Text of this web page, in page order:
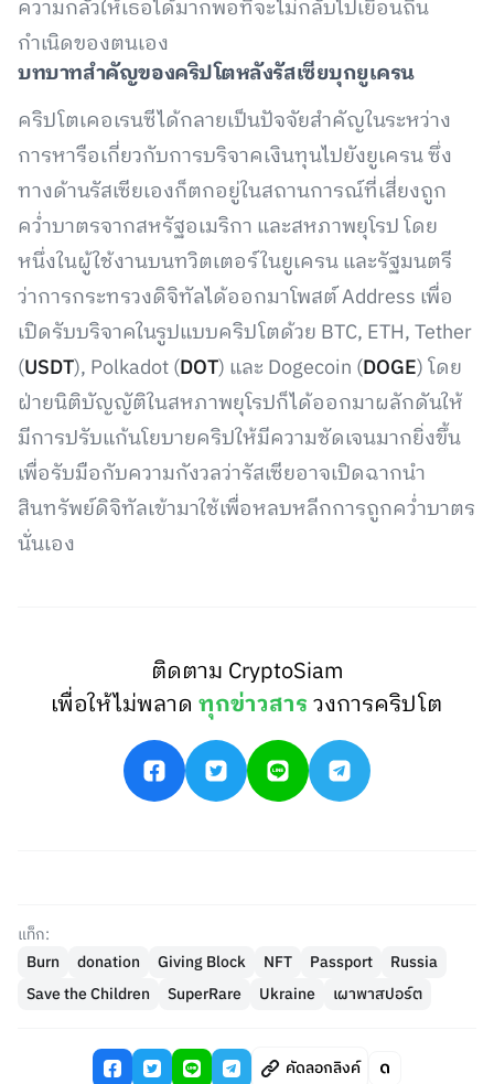
ความกลัวให้เธอได้มากพอที่จะไม่กลับไปเยือนถิ่น
กำเนิดของตนเอง
บทบาทสำคัญของคริปโตหลังรัสเซียบุกยูเครน
คริปโตเคอเรนซีได้กลายเป็นปัจจัยสำคัญในระหว่าง
การหารือเกี่ยวกับการบริจาคเงินทุนไปยังยูเครน ซึ่ง
ทางด้านรัสเซียเองก็ตกอยู่ในสถานการณ์ที่เสี่ยงถูก
คว่ำบาตรจากสหรัฐอเมริกา และสหภาพยุโรป โดย
หนึ่งในผู้ใช้งานบนทวิตเตอร์ในยูเครน และรัฐมนตรี
ว่าการกระทรวงดิจิทัลได้ออกมาโพสต์ Address เพื่อ
เปิดรับบริจาคในรูปแบบคริปโตด้วย BTC, ETH, Tether
(USDT), Polkadot (DOT) และ Dogecoin (DOGE) โดย
ฝ่ายนิติบัญญัติในสหภาพยุโรปก็ได้ออกมาผลักดันให้
มีการปรับแก้นโยบายคริปให้มีความชัดเจนมากยิ่งขึ้น
เพื่อรับมือกับความกังวลว่ารัสเซียอาจเปิดฉากนำ
สินทรัพย์ดิจิทัลเข้ามาใช้เพื่อหลบหลีกการถูกคว่ำบาตร
นั่นเอง
ติดตาม CryptoSiam
เพื่อให้ไม่พลาดทุกข่าวสารวงการคริปโต
แท็ก:
Burn
donation Giving Block NFT Passport
Russia
Save the Children
SuperRare Ukraine เผาพาสปอร์ต
คัดลอกลิงค์